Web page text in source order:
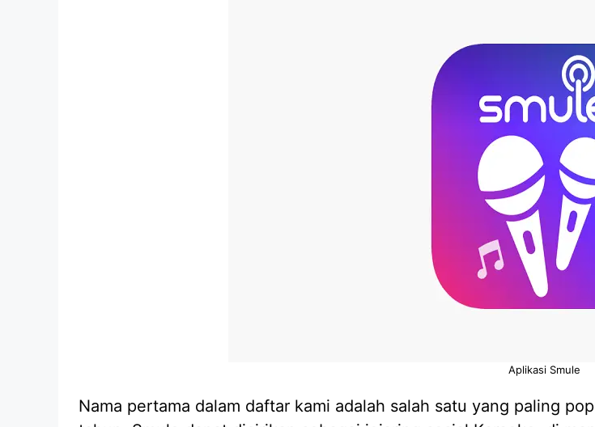
Aplikasi Smule
Nama pertama dalam daftar kami adalah salah satu yang paling